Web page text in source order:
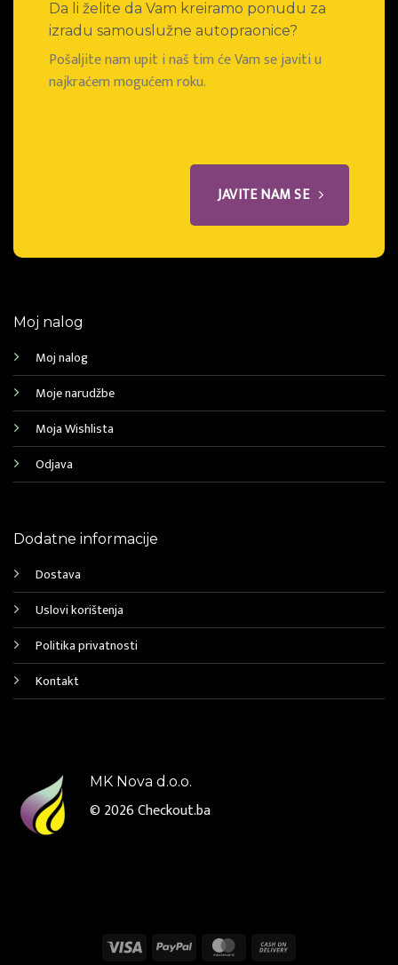
Da li želite da Vam kreiramo ponudu za
izradu samouslužne autopraonice?
Pošaljite nam upit i naš tim će Vam se javiti u
najkraćem mogućem roku.
JAVITE NAM SE
Moj nalog
Moj nalog
Moje narudžbe
Moja Wishlista
Odjava
Dodatne informacije
Dostava
Uslovi korištenja
Politika privatnosti
Kontakt
MK Nova d.o.o.
© 2026Checkout.ba